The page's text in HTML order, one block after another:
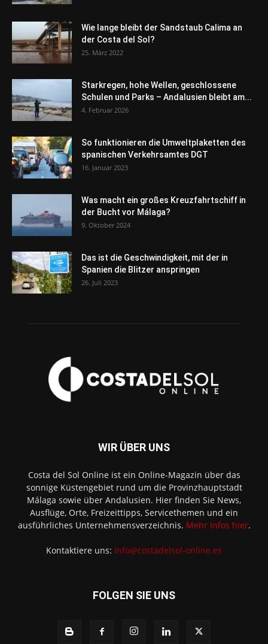
Wie lange bleibt der Sandstaub Calima an
der Costa del Sol?
25. März 2022
Starkregen, hohe Wellen, geschlossene
Schulen und Parks – Andalusien bleibt am...
4. Februar 2026
So funktionieren die Umweltplaketten des
spanischen Verkehrsamtes DGT
16. Januar 2023
Was macht ein großes Kreuzfahrtschiff in
der Bucht vor Málaga?
9. Oktober 2024
Das ist die Geschwindigkeit, mit der in
Spanien die Blitzer anspringen
26. Juli 2023
WIR ÜBER UNS
Costa del Sol Online ist ein Online-Magazin über das
sonnige Küstengebiet rund um die Provinzhauptstadt
Málaga sowie über Andalusien. Hier finden Sie News,
Ausflüge, Orte, Freizeittipps, Servicethemen und ein
ausführliches Unternehmensverzeichnis. Mehr Infos hier.
Kontaktiere uns: info@costadelsol-online.es
FOLGEN SIE UNS